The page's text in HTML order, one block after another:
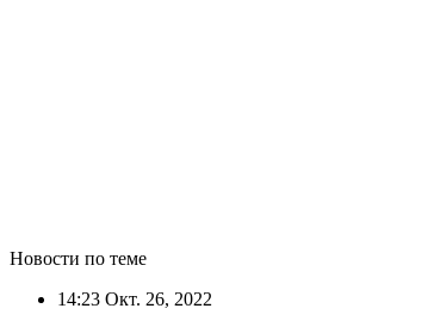
Новости по теме
14:23 Окт. 26, 2022